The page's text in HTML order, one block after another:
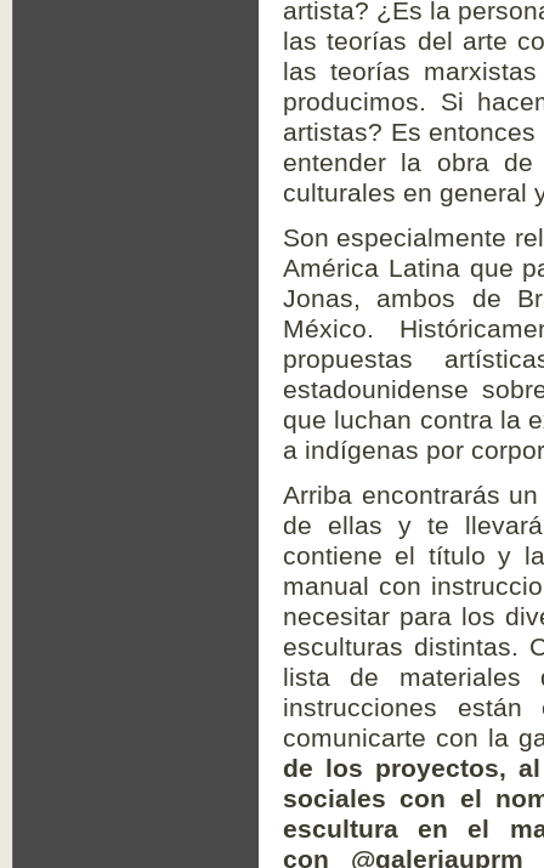
Son especialmente
América Latina que
Jonas, ambos de
Históricamente, lxs
artísticas radicales
América Latina y
explotación, las
corporaciones y el
Arriba encontrarás un
ellas y te llevará al
título y las fechas de
instrucciones
los diversos
distintas. Cada
materiales que
en inglés, pero si
presionando
aquí .Si
terminar, tómale una
de la o el artista
a la Galería de Arte
Curators
#galeriauprm
texto:The Paper
Sculpture Show , a
Freedman, and
Curators